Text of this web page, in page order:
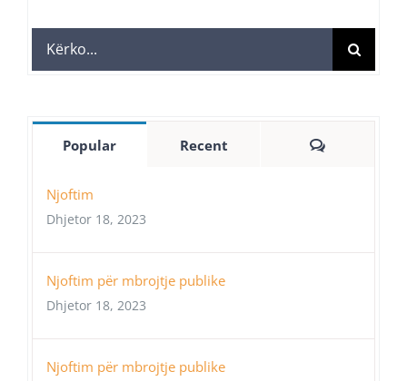
Search
for:
Popular Recent Comments
Njoftim
Dhjetor 18, 2023
Njoftim për mbrojtje publike
Dhjetor 18, 2023
Njoftim për mbrojtje publike